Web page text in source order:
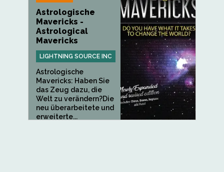
Astrologische
Mavericks -
Astrological
Mavericks
LIGHTNING SOURCE INC
Astrologische
Mavericks: Haben Sie
das Zeug dazu, die
Welt zu verändern?Die
neu überarbeitete und
erweiterte...